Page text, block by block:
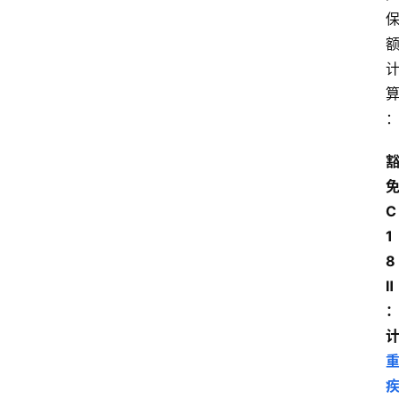
保
额
计
算
：
豁
免
C
1
8
Ⅱ
：
计
重
疾